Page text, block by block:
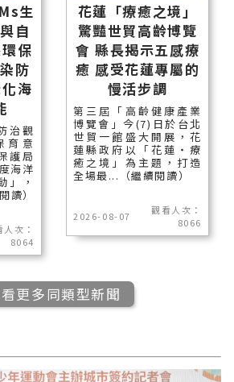
生
自
保
防
海
治觀
育意
護局
海洋
」，
讀）
人次：
8064
花蓮「療癒之境」
驚豔世貿高齡博覽
會 縣長揭示五感療
癒 感受花蓮專屬的
慢活步調
第三屆「高齡健康產業
博覽會」今(7)日於台北
世貿一館盛大開展，花
蓮縣政府以「花蓮‧療
癒之境」為主題，打造
全場最...（繼續閱讀）
2026-08-07
觀看人次：
8066
更多同類型新聞